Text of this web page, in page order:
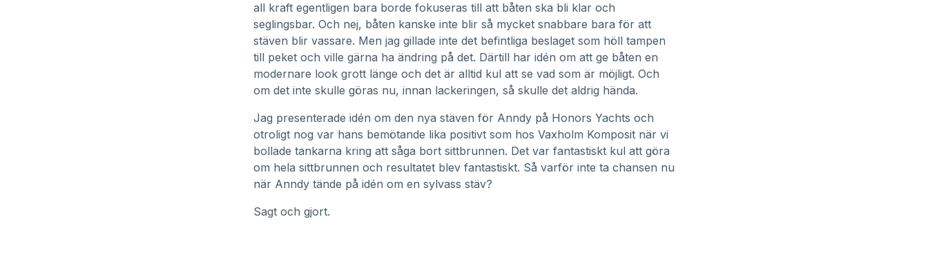
all kraft egentligen bara borde fokuseras till att båten ska bli klar och
seglingsbar. Och nej, båten kanske inte blir så mycket snabbare bara för att
stäven blir vassare. Men jag gillade inte det befintliga beslaget som höll tampen
till peket och ville gärna ha ändring på det. Därtill har idén om att ge båten en
modernare look grott länge och det är alltid kul att se vad som är möjligt. Och
om det inte skulle göras nu, innan lackeringen, så skulle det aldrig hända.
Jag presenterade idén om den nya stäven för Anndy på Honors Yachts och
otroligt nog var hans bemötande lika positivt som hos Vaxholm Komposit när vi
bollade tankarna kring att såga bort sittbrunnen. Det var fantastiskt kul att göra
om hela sittbrunnen och resultatet blev fantastiskt. Så varför inte ta chansen nu
när Anndy tände på idén om en sylvass stäv?
Sagt och gjort.